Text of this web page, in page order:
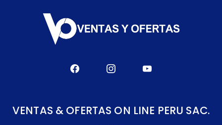
VENTAS & OFERTAS ON LINE PERU SAC.